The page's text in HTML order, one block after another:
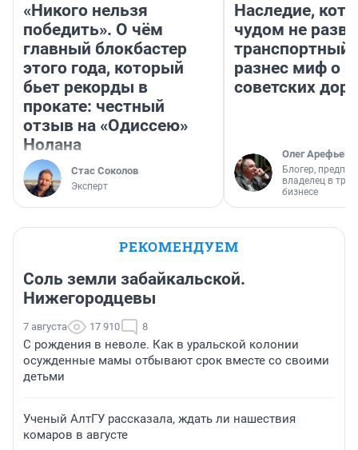
«Никого нельзя
победить». О чём
главный блокбастер
этого года, который
бьет рекорды в
прокате: честный
отзыв на «Одиссею»
Нолана
Стас Соколов
Эксперт
Наследие,
чудом не
транспортный
разнес миф о
советских
Олег Арефьев
Блогер,
владелец в
бизнесе
РЕКОМЕНДУЕМ
Соль земли забайкальской.
Нижегородцевы
7 августа 17 910 8
С рождения в неволе. Как в уральской колонии
осужденные мамы отбывают срок вместе со своими
детьми
Ученый АлтГУ рассказала, ждать ли нашествия
комаров в августе